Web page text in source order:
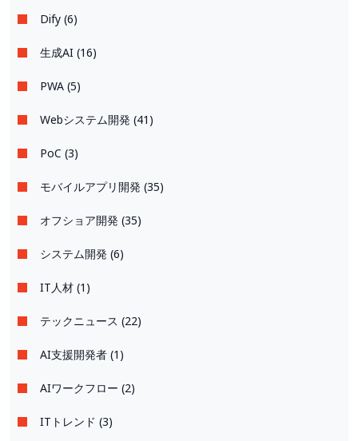
Dify (6)
生成AI (16)
PWA (5)
Webシステム開発 (41)
PoC (3)
モバイルアプリ開発 (35)
オフショア開発 (35)
システム開発 (6)
IT人材 (1)
テックニュース (22)
AI支援開発者 (1)
AIワークフロー (2)
ITトレンド (3)